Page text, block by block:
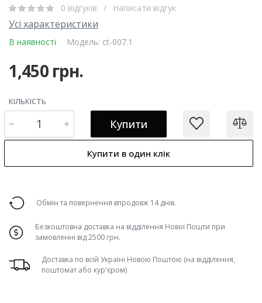
0 відгуків / Написати відгук
Усі характеристики
В наявності Модель: ct-007.1
1,450 грн.
КІЛЬКІСТЬ
Купити
Купити в один клік
Обмін та повернення впродовж 14 днів.
Безкоштовна доставка на відділення Нової Пошти при
замовленні від 2500 грн.
Доставка по всій Україні Новою Поштою (на відділення,
поштомат або кур'єром)